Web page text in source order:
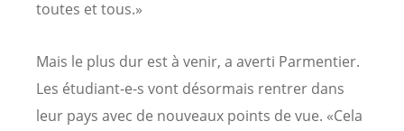
toutes et tous.»
Mais le plus dur est à venir, a averti Parmentier.
Les étudiant-e-s vont désormais rentrer dans
leur pays avec de nouveaux points de vue. «Cela